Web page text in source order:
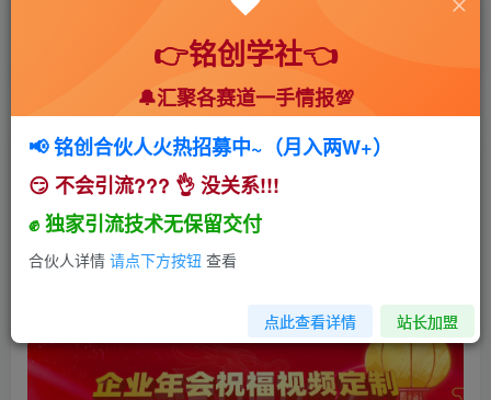
首页 🍻会员专享 📚综合教程 正文
1月新风口项目，有嘴就能做，企业年会祝福视频
定制，单日轻松收益20000+
小助手
314 20
👉铭创学社👈
🔔汇聚各赛道一手情报💯
📢 铭创合伙人火热招募中~（月入两W+）
😏 不会引流??? 👌 没关系!!!
✊ 独家引流技术无保留交付
合伙人详情 请点下方按钮 查看
点此查看详情 站长加盟